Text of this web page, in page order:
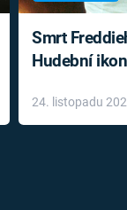
Smrt
Hudební
léky
24. listopadu